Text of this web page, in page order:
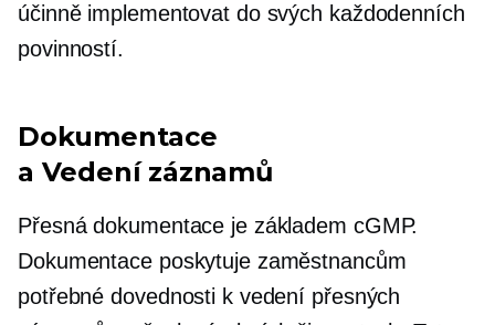
účinně implementovat do svých každodenních
povinností.
Dokumentace
a Vedení záznamů
Přesná dokumentace je základem cGMP.
Dokumentace poskytuje zaměstnancům
potřebné dovednosti k vedení přesných